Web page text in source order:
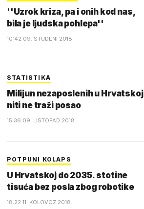
''Uzrok kriza, pa i onih kod nas,
bila je ljudska pohlepa''
10:42 09. STUDENI 2018.
STATISTIKA
Milijun nezaposlenih u Hrvatskoj
niti ne traži posao
15:36 09. LISTOPAD 2018.
POTPUNI KOLAPS
U Hrvatskoj do 2035. stotine
tisuća bez posla zbog robotike
18:22 11. KOLOVOZ 2018.